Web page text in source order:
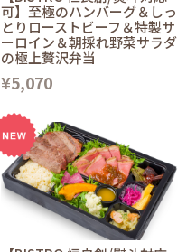
可】至極のハンバーグ＆しっ
とりローストビーフ＆特製サ
ーロイン＆朝採れ野菜サラダ
の極上贅沢弁当
¥5,070